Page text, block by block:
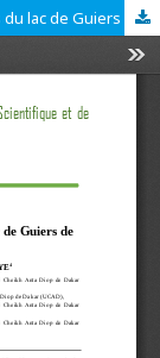
Analyse spatiale de la dynamique des berges du lac de Guiers de 1970 à 2020 à l’aide de l’outil DSAS